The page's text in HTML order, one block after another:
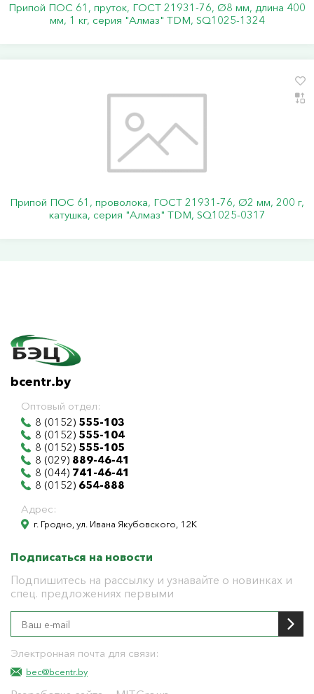
Припой ПОС 61, пруток, ГОСТ 21931-76, Ø8 мм, длина 400
мм, 1 кг, серия "Алмаз" TDM, SQ1025-1324
Припой ПОС 61, проволока, ГОСТ 21931-76, Ø2 мм, 200 г,
катушка, серия "Алмаз" TDM, SQ1025-0317
bcentr.by
Оптовый отдел:
8 (0152) 555-103
8 (0152) 555-104
8 (0152) 555-105
8 (029) 889-46-41
8 (044) 741-46-41
8 (0152) 654-888
Адрес:
г. Гродно, ул. Ивана Якубовского, 12К
Подписаться на новости
Подпишитесь на рассылку и узнавайте о новинках и
спец. предложениях первыми
Электронная почта для связи:
bec@bcentr.by